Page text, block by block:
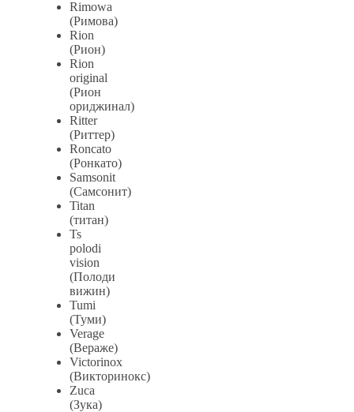
Rimowa
(Римова)
Rion
(Рион)
Rion
original
(Рион
ориджинал)
Ritter
(Риттер)
Roncato
(Ронкато)
Samsonit
(Самсонит)
Titan
(титан)
Ts
polodi
vision
(Полоди
вижин)
Tumi
(Туми)
Verage
(Вераже)
Victorinox
(Викторинокс)
Zuca
(Зука)